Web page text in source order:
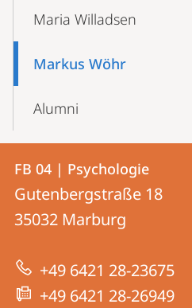
Maria Willadsen
Markus Wöhr
Alumni
Kontakt
und
Informationen
zur
Website
Kontaktinformationen
FB
04
Psychologie
FB 04 | Psychologie
Gutenbergstraße 18
35032 Marburg
+49 6421 28-23675
+49 6421 28-26949